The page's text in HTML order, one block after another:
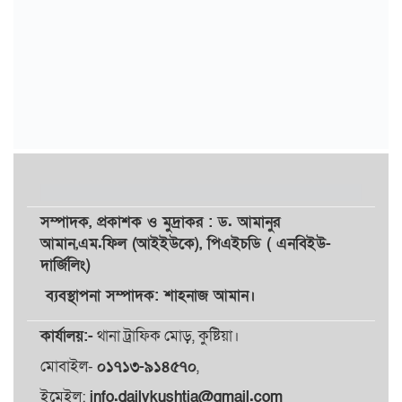
সম্পাদক, প্রকাশকওমুদ্রাকর: ড. আমানুর
আমান,এম.ফিল (আইইউকে), পিএইচডি ( এনবিইউ-
দার্জিলিং)
ব্যবস্থাপনা সম্পাদক: শাহনাজ আমান।
কার্যালয়:-থানা ট্রাফিক মোড়, কুষ্টিয়া।
মোবাইল- ০১৭১৩-৯১৪৫৭০,
ইমেইল: info.dailykushtia@gmail.com